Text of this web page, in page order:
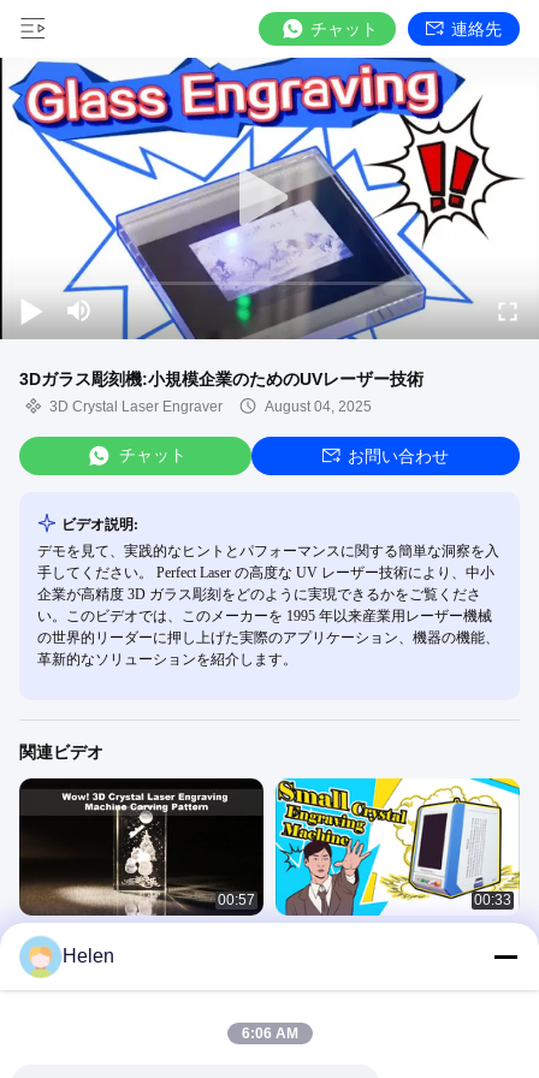
チャット 連絡先
3Dガラス彫刻機:小規模企業のためのUVレーザー技術
3D Crystal Laser Engraver August 04, 2025
チャット お問い合わせ
ビデオ説明:
デモを見て、実践的なヒントとパフォーマンスに関する簡単な洞察を入
手してください。 Perfect Laser の高度な UV レーザー技術により、中小
企業が高精度 3D ガラス彫刻をどのように実現できるかをご覧くださ
い。このビデオでは、このメーカーを 1995 年以来産業用レーザー機械
の世界的リーダーに押し上げた実際のアプリケーション、機器の機能、
革新的なソリューションを紹介します。
関連ビデオ
00:57
おお！ 3D クリスタルレーザー彫刻機
によるパターン彫刻 - 信じられないほ
ど正確なライン!
3D Crystal Laser Engraver
00:33
Helen
6:06 AM